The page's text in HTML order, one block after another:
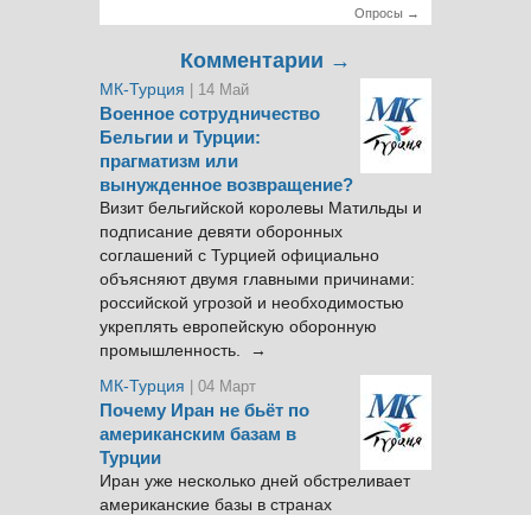
Опросы →
Комментарии →
МК-Турция | 14 Май
Военное сотрудничество
Бельгии и Турции:
прагматизм или
вынужденное возвращение?
Визит бельгийской королевы Матильды и
подписание девяти оборонных
соглашений с Турцией официально
объясняют двумя главными причинами:
российской угрозой и необходимостью
укреплять европейскую оборонную
промышленность. →
МК-Турция
| 04 Март
Почему Иран не бьёт по
американским базам в
Турции
Иран уже несколько дней обстреливает
американские базы в странах